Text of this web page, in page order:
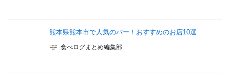
熊本県熊本市で人気のバー！おすすめのお店10選
食べログまとめ編集部